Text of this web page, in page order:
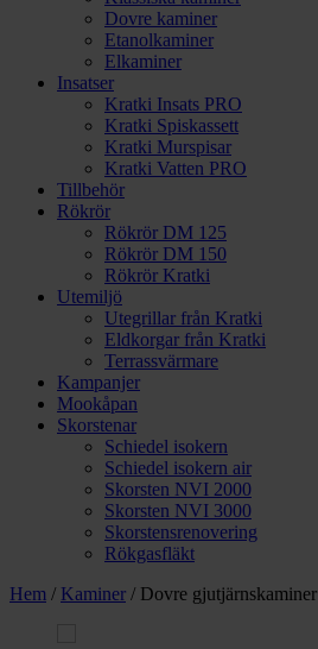
Dovre kaminer
Etanolkaminer
Elkaminer
Insatser
Kratki Insats PRO
Kratki Spiskassett
Kratki Murspisar
Kratki Vatten PRO
Tillbehör
Rökrör
Rökrör DM 125
Rökrör DM 150
Rökrör Kratki
Utemiljö
Utegrillar från Kratki
Eldkorgar från Kratki
Terrassvärmare
Kampanjer
Mookåpan
Skorstenar
Schiedel isokern
Schiedel isokern air
Skorsten NVI 2000
Skorsten NVI 3000
Skorstensrenovering
Rökgasfläkt
Hem / Kaminer / Dovre gjutjärnskaminer